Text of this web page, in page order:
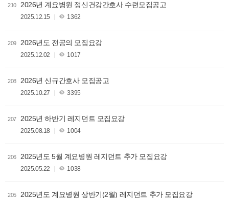
210 2026년 계요병원 정신건강간호사 수련모집공고
2025.12.15 1362
209 2026년도 전공의 모집요강
2025.12.02 1017
208 2026년 신규간호사 모집공고
2025.10.27 3395
207 2025년 하반기 레지던트 모집요강
2025.08.18 1004
206 2025년도 5월 계요병원 레지던트 추가 모집요강
2025.05.22 1038
205 2025년도 계요병원 상반기(2월) 레지던트 추가 모집요강